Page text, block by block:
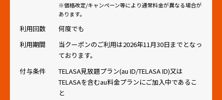
※価格改定/キャンペーン等により通常料金が異なる場合が
あります。
利用回数
何度でも
利用期間
当クーポンのご利用は2026年11月30日までとなっ
ております。
付与条件
TELASA見放題プラン(au ID/TELASA ID)又は
TELASAを含むau料金プランにご加入中であるこ
と